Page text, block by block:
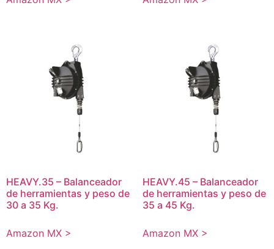
HEAVY.35 – Balanceador
de herramientas y peso de
30 a 35 Kg.
Amazon MX >
HEAVY.45 – Balanceador
de herramientas y peso de
35 a 45 Kg.
Amazon MX >